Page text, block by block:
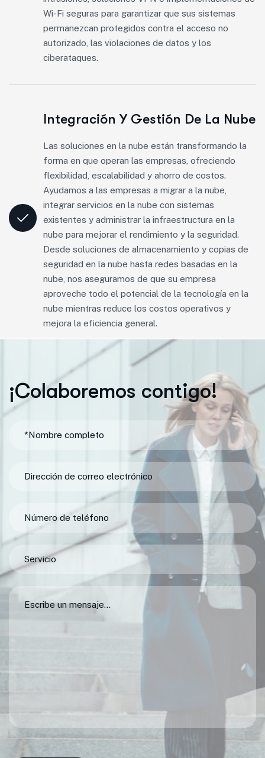
Wi-Fi seguras para garantizar que sus sistemas
permanezcan protegidos contra el acceso no
autorizado, las violaciones de datos y los
ciberataques.
Integración Y Gestión De La Nube
Las soluciones en la nube están transformando la
forma en que operan las empresas, ofreciendo
flexibilidad, escalabilidad y ahorro de costos.
Ayudamos a las empresas a migrar a la nube,
integrar servicios en la nube con sistemas
existentes y administrar la infraestructura en la
nube para mejorar el rendimiento y la seguridad.
Desde soluciones de almacenamiento y copias de
seguridad en la nube hasta redes basadas en la
nube, nos aseguramos de que su empresa
aproveche todo el potencial de la tecnología en la
nube mientras reduce los costos operativos y
mejora la eficiencia general.
¡Colaboremos contigo!